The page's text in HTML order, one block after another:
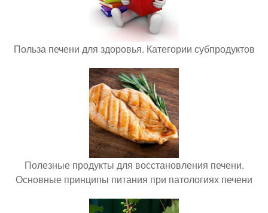
Польза печени для здоровья. Категории субпродуктов
Полезные продукты для восстановления печени.
Основные принципы питания при патологиях печени